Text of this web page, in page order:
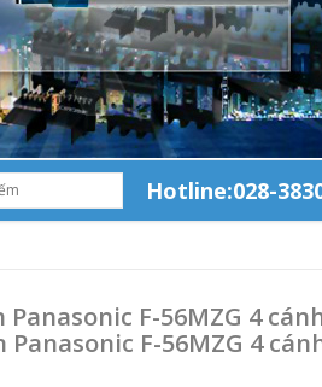
Hotline:028-
F-56MZG 4
F-56MZG 4